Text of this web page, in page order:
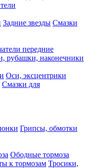
Задние звезды Смазки
передние
рубашки, наконечники
Оси, эксцентрики
Смазки для
Грипсы, обмотки
Ободные тормоза
к тормозам Тросики,